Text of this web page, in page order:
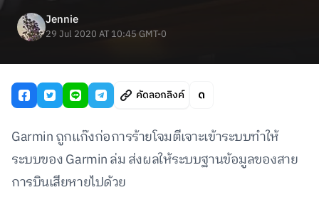
Jennie
29 Jul 2020 AT 10:45 GMT-0
คัดลอกลิงค์
Garmin ถูกแก๊งก่อการร้ายโจมตีเจาะเข้าระบบทำให้
ระบบของ Garmin ล่ม ส่งผลให้ระบบฐานข้อมูลของสาย
การบินเสียหายไปด้วย